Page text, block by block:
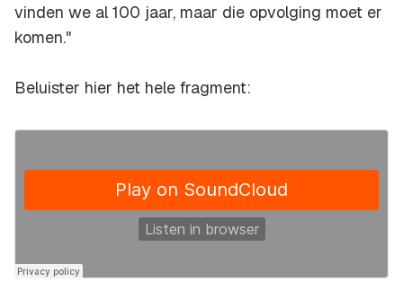
vinden we al 100 jaar, maar die opvolging moet er
komen."
Beluister hier het hele fragment: